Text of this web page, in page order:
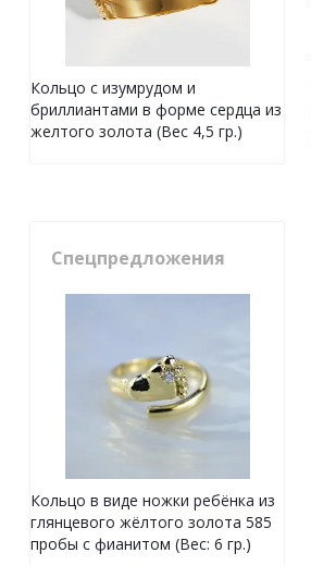
Кольцо с изумрудом и
бриллиантами в форме сердца из
желтого золота (Вес 4,5 гр.)
Спецпредложения
Кольцо в виде ножки ребёнка из
глянцевого жёлтого золота 585
пробы с фианитом (Вес: 6 гр.)